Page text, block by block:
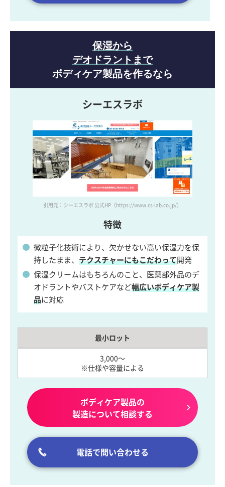
保湿から
デオドラントまで
ボディケア製品を作るなら
シーエスラボ
引用元：シーエスラボ 公式HP （https://www.cs-lab.co.jp/）
特徴
微粒子化技術により、欠かせない高い保湿力を保
持したまま、 テクスチャーにもこだわって開発
保湿クリームはもちろんのこと、医薬部外品のデ
オドラントやバストケアなど幅広いボディケア製
品に対応
最小ロット
3,000～
※仕様や容量による
ボディケア製品の
製造について相談する
電話で問い合わせる